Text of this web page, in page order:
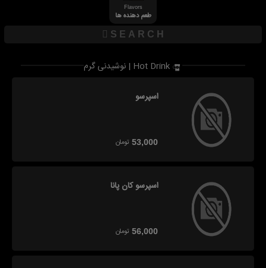
Flavors
طعم دهنده ها
نوشیدنی گرم | Hot Drink
اسپرسو
53,000 تومان
اسپرسو کان پانا
56,000 تومان